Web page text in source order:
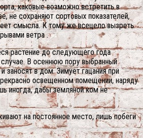
каковые возможно встретить в
не сохраняют сортовых показателей,
смысла. К тому же всецело вызреть
ветра .
растение до следующего года
В осеннюю пору выбранный
заносят в дом. Зимует гацания при
освещенном помещении, наряду
иногда, дабы земляной ком не
на постоянное место, лишь побеги